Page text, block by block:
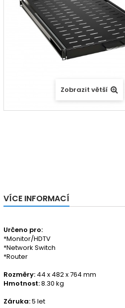
Zobrazit větší
VÍCE INFORMACÍ
Určeno pro:
*Monitor/HDTV
*Network Switch
*Router
Rozměry: 44 x 482 x 764 mm
Hmotnost:8.30 kg
Záruka:5 let